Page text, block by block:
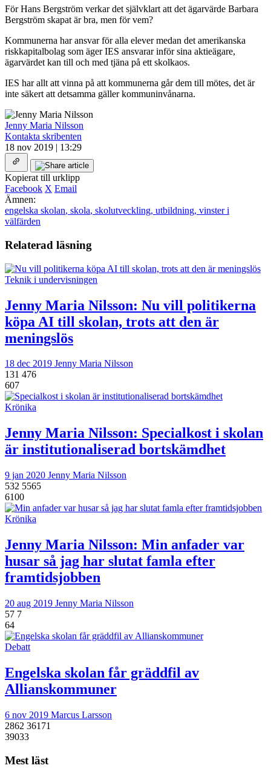
För Hans Bergström verkar det självklart att det ägarvärde Barbara
Bergström skapat är bra, men för vem?
Kommunerna har ansvar för alla elever medan det amerikanska
riskkapitalbolag som äger IES ansvarar inför sina aktieägare,
ägarvärdet kan till och med tjäna på ett skolkaos.
IES har allt att vinna på att kommunerna går dem till mötes, det är
inte säkert att detsamma gäller kommuninvånarna.
Jenny Maria Nilsson
Kontakta skribenten
18 nov 2019 | 13:29
Kopierat till urklipp
Facebook X Email
Ämnen:
engelska skolan, skola, skolutveckling, utbildning, vinster i
välfärden
Relaterad läsning
Teknik i undervisningen
Jenny Maria Nilsson: Nu vill politikerna
köpa AI till skolan, trots att den är
meningslös
18 dec 2019 Jenny Maria Nilsson
131 476
607
Krönika
Jenny Maria Nilsson: Specialkost i skolan
är institutionaliserad bortskämdhet
9 jan 2020 Jenny Maria Nilsson
532 5565
6100
Krönika
Jenny Maria Nilsson: Min anfader var
husar så jag har slutat famla efter
framtidsjobben
20 aug 2019 Jenny Maria Nilsson
57 7
64
Debatt
Engelska skolan får gräddfil av
Allianskommuner
6 nov 2019 Marcus Larsson
2862 36171
39033
Mest läst